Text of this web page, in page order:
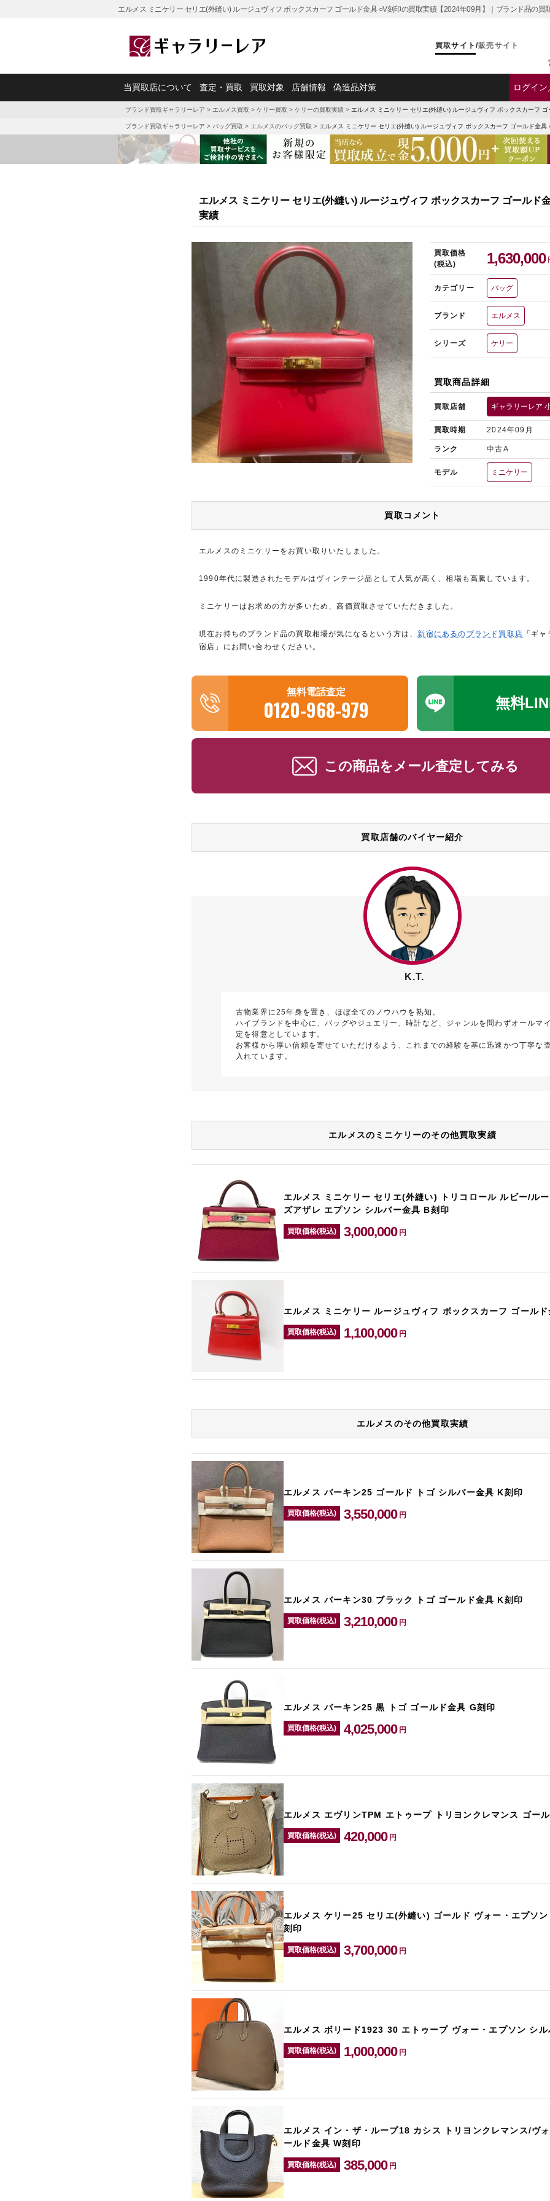
エルメス ミニケリー セリエ(外縫い) ルージュヴィフ ボックスカーフ ゴールド金具 ○V刻印の買取実績【2024年09月】｜ブランド品の買
買取サイト /販売サイト
当買取店について 査定・買取 買取対象 店舗情報 偽造品対策 ログイ
ブランド買取ギャラリーレア > エルメス買取 > ケリー買取 > ケリーの買取実績 > エルメス ミニケリー セリエ(外縫い) ルージュヴィフ ボックスカーフ
ブランド買取ギャラリーレア > バッグ買取 > エルメスのバッグ買取 > エルメス ミニケリー セリエ(外縫い) ルージュヴィフ ボックスカーフ ゴールド金具
エルメス ミニケリー セリエ(外縫い) ルージュヴィフ ボックスカーフ ゴールド
実績
買取価格
(税込)
1,630,000
カテゴリー バッグ
ブランド エルメス
シリーズ ケリー
買取商品詳細
買取店舗 ギャラリーレア
買取時期 2024年09月
ランク 中古A
モデル ミニケリー
買取コメント
エルメスのミニケリーをお買い取りいたしました。
1990年代に製造されたモデルはヴィンテージ品として人気が高く、相場も高騰しています。
ミニケリーはお求めの方が多いため、高価買取させていただきました。
現在お持ちのブランド品の買取相場が気になるという方は、新宿にあるのブランド買取店 「ギ
宿店」にお問い合わせください。
無料電話査定
0120-968-979 無料
この商品をメール査定してみる
買取店舗のバイヤー紹介
K.T.
古物業界に25年身を置き、ほぼ全てのノウハウを熟知。
ハイブランドを中心に、バッグやジュエリー、時計など、ジャンルを問わずオールマ
定を得意としています。
お客様から厚い信頼を寄せていただけるよう、これまでの経験を基に迅速かつ丁寧な
入れています。
エルメスのミニケリーのその他買取実績
エルメス ミニケリー セリエ(外縫い) トリコロール ルビー/ル
ズアザレ エプソン シルバー金具 B刻印
買取価格(税込) 3,000,000 円
エルメス ミニケリー ルージュヴィフ ボックスカーフ ゴール
買取価格(税込) 1,100,000 円
エルメスのその他買取実績
エルメス バーキン25 ゴールド トゴ シルバー金具 K刻印
買取価格(税込) 3,550,000 円
エルメス バーキン30 ブラック トゴ ゴールド金具 K刻印
買取価格(税込) 3,210,000 円
エルメス バーキン25 黒 トゴ ゴールド金具 G刻印
買取価格(税込) 4,025,000 円
エルメス エヴリンTPM エトゥープ トリヨンクレマンス ゴー
買取価格(税込) 420,000 円
エルメス ケリー25 セリエ(外縫い) ゴールド ヴォー・エプソ
刻印
買取価格(税込) 3,700,000 円
エルメス ボリード1923 30 エトゥープ ヴォー・エプソン シル
買取価格(税込) 1,000,000 円
エルメス イン・ザ・ループ18 カシス トリヨンクレマンス/ヴ
ールド金具 W刻印
買取価格(税込) 385,000 円